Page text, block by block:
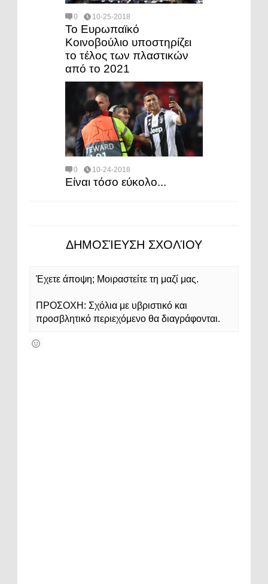
0 10-25-2018
Το Ευρωπαϊκό
Κοινοβούλιο υποστηρίζει
το τέλος των πλαστικών
από το 2021
0 10-24-2018
Είναι τόσο εύκολο...
ΔΗΜΟΣΊΕΥΣΗ ΣΧΟΛΊΟΥ
Έχετε άποψη; Μοιραστείτε τη μαζί μας.
ΠΡΟΣΟΧΗ: Σχόλια με υβριστικό και
προσβλητικό περιεχόμενο θα διαγράφονται.